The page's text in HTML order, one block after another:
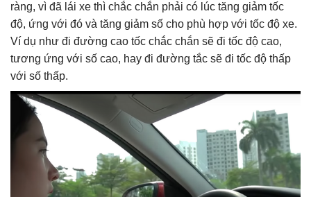
ràng, vì đã lái xe thì chắc chắn phải có lúc tăng giảm tốc
độ, ứng với đó và tăng giảm số cho phù hợp với tốc độ xe.
Ví dụ như đi đường cao tốc chắc chắn sẽ đi tốc độ cao,
tương ứng với số cao, hay đi đường tắc sẽ đi tốc độ thấp
với số thấp.